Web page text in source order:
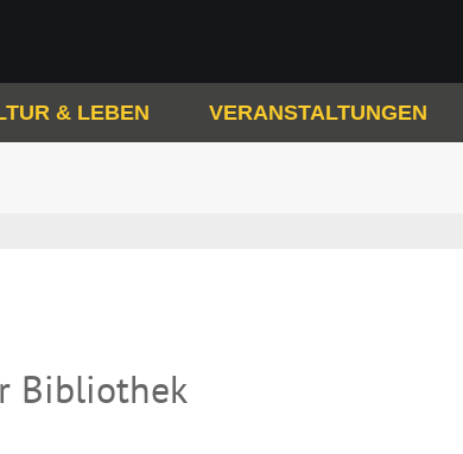
& LEBEN VERANSTALTUNGEN
Bibliothek